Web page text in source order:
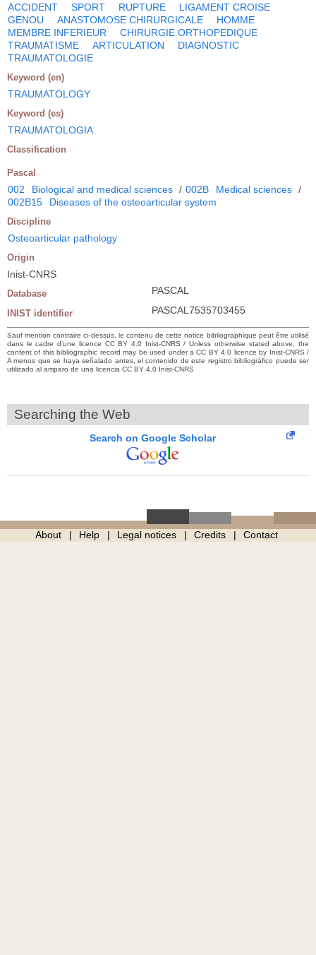
ACCIDENT SPORT RUPTURE
LIGAMENT CROISE
GENOU
ANASTOMOSE CHIRURGICALE
HOMME
MEMBRE INFERIEUR
CHIRURGIE ORTHOPEDIQUE
TRAUMATISME
ARTICULATION
DIAGNOSTIC
TRAUMATOLOGIE
Keyword (en)
TRAUMATOLOGY
Keyword (es)
TRAUMATOLOGIA
Classification
Pascal
002 Biological and medical sciences / 002B Medical sciences /
002B15
Diseases of the osteoarticular system
Discipline
Osteoarticular pathology
Origin
Inist-CNRS
Database PASCAL
INIST identifier PASCAL7535703455
Sauf mention contraire ci-dessus, le contenu de cette notice bibliographique peut être utilisé
dans le cadre d’une licence CC BY 4.0 Inist-CNRS / Unless otherwise stated above, the
content of this bibliographic record may be used under a CC BY 4.0 licence by Inist-CNRS /
A menos que se haya señalado antes, el contenido de este registro bibliográfico puede ser
utilizado al amparo de una licencia CC BY 4.0 Inist-CNRS
Searching the Web
Search on Google Scholar
About Help Legal notices Credits Contact